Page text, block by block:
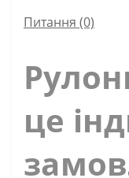
Питання (0)
це